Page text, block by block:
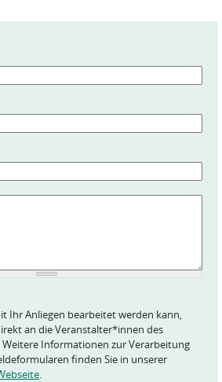
Ihr Anliegen bearbeitet werden kann,
an die Veranstalter*innen des
Informationen zur Verarbeitung
finden Sie in unserer
.